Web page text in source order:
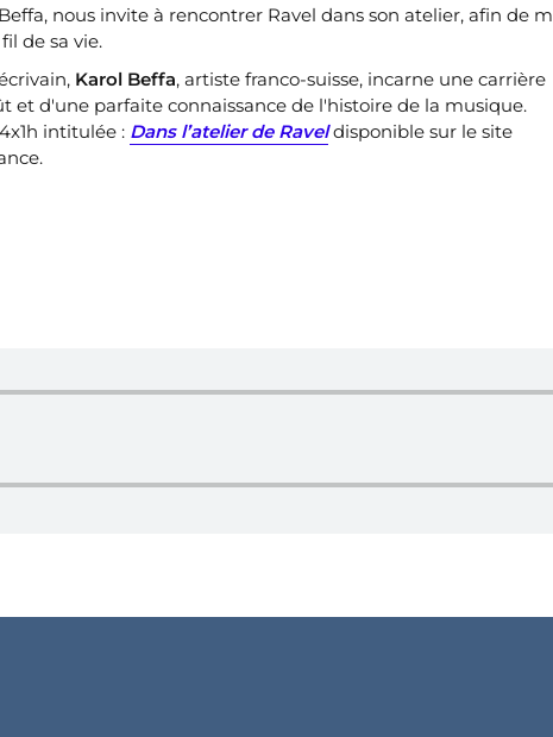
nous invite à rencontrer Ravel dans son atelier, afin de
de sa vie.
Karol Beffa, artiste franco-suisse, incarne une carrière
d'une parfaite connaissance de l'histoire de la musique.
intitulée : Dans l’atelier de Ravel disponible sur le site